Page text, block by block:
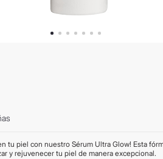
tu piel con nuestro Sérum Ultra Glow! Esta
y rejuvenecer tu piel de manera excepcional.